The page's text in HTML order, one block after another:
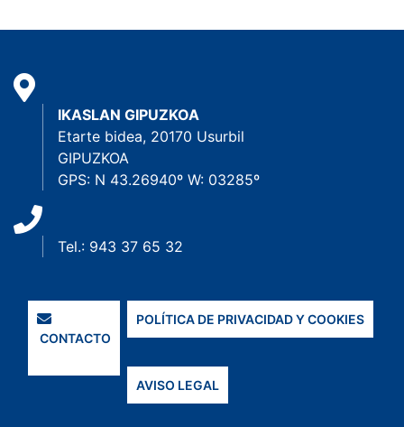
IKASLAN GIPUZKOA
Etarte bidea, 20170 Usurbil
GIPUZKOA
GPS: N 43.26940º W: 03285º
Tel.: 943 37 65 32
CONTACTO
POLÍTICA DE PRIVACIDAD Y COOKIES
AVISO LEGAL